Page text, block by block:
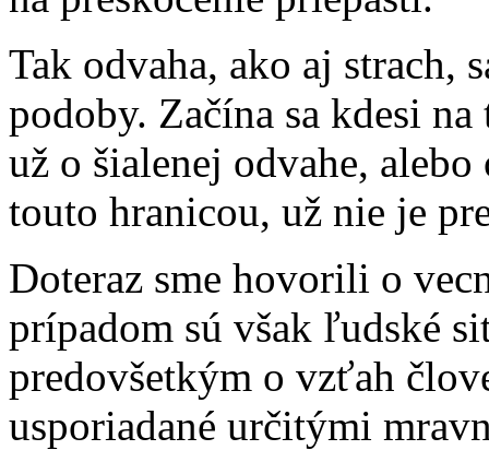
Tak odvaha, ako aj strach,
podoby. Začína sa kdesi
už o šialenej odvahe,
touto hranicou, už nie je
Doteraz sme hovorili o
prípadom sú však ľudské
predovšetkým o vzťah
usporiadané určitými